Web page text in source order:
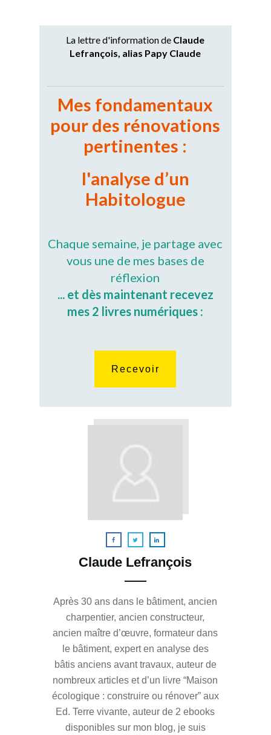
La lettre d'information de Claude
Lefrançois, alias Papy Claude
Mes fondamentaux
pour des rénovations
pertinentes :
l'analyse d’un
Habitologue
Chaque semaine, je partage avec
vous une de mes bases de
réflexion
... et dès maintenant recevez
mes 2 livres numériques :
Recevoir
Claude Lefrançois
Après 30 ans dans le bâtiment, ancien
charpentier, ancien constructeur,
ancien maître d’œuvre, formateur dans
le bâtiment, expert en analyse des
bâtis anciens avant travaux, auteur de
nombreux articles et d’un livre “Maison
écologique : construire ou rénover” aux
Ed. Terre vivante, auteur de 2 ebooks
disponibles sur mon blog, je suis